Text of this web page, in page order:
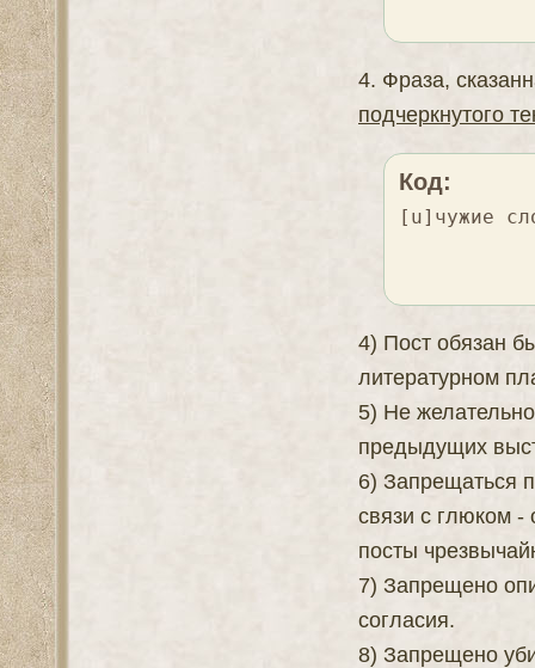
4. Фраза,
подчеркнутого
Код:
[u]чужие
4) Пост обязан
литературном
5) Не
предыдущих
6) Запрещаться
связи с глюком -
посты
7) Запрещено
согласия.
8) Запрещено